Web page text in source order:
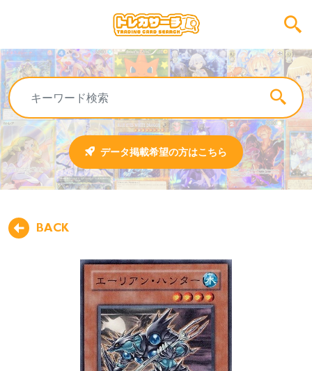
データ掲載希望の方はこちら
BACK